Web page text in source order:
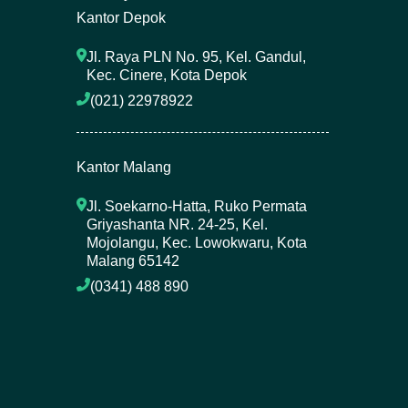
Kantor Depok
Jl. Raya PLN No. 95, Kel. Gandul,
Kec. Cinere, Kota Depok
(021) 22978922
Kantor Malang
Jl. Soekarno-Hatta, Ruko Permata
Griyashanta NR. 24-25, Kel.
Mojolangu, Kec. Lowokwaru, Kota
Malang 65142
(0341) 488 890